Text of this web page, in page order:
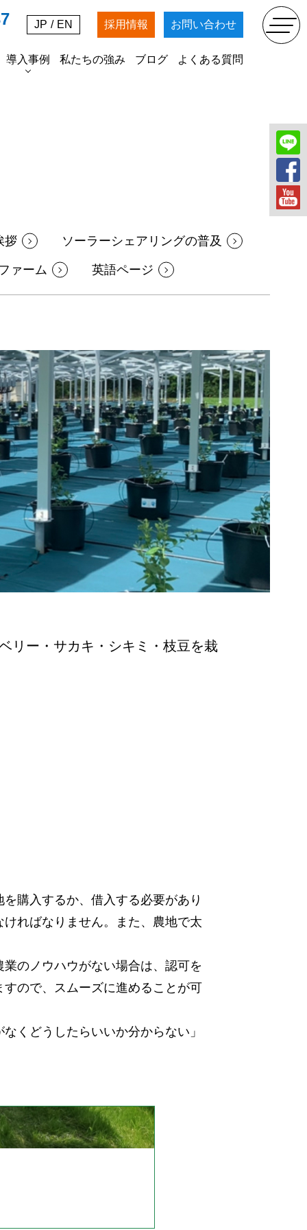
JP / EN 採用情報 お問い合わせ
導入事例 私たちの強み ブログ よくある質問
拶 ソーラーシェアリングの普及
ァーム 英語ページ
リー・サカキ・シキミ・枝豆を栽
購入するか、借入する必要があり
ればなりません。また、農地で太
のノウハウがない場合は、認可を
ので、スムーズに進めることが可
くどうしたらいいか分からない」